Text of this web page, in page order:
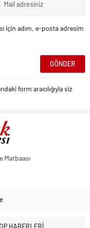
için adım, e-posta adresim
form aracılığıyla siz
Matbaası